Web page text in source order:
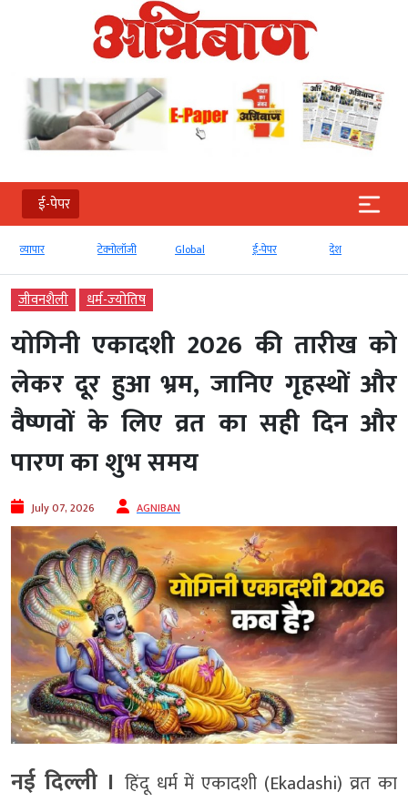
ई-पेपर
टेक्‍नोलॉजी Global ई-पेपर देश बड़ी खबर
जीवनशैली धर्म-ज्‍योतिष
योगिनी एकादशी 2026 की तारीख को
लेकर दूर हुआ भ्रम, जानिए गृहस्थों और
वैष्णवों के लिए व्रत का सही दिन और
पारण का शुभ समय
July 07, 2026 AGNIBAN
नई दिल्ली । हिंदू धर्म में एकादशी (Ekadashi) व्रत का